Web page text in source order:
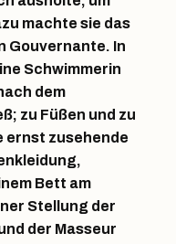
machte sie das
Gouvernante. In
Schwimmerin
dem
zu Füßen und zu
ernst zusehende
Bett am
Stellung der
der Masseur